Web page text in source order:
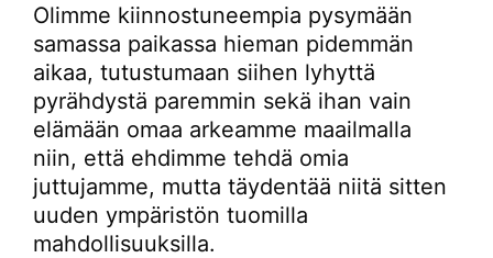
Olimme kiinnostuneempia pysymään
samassa paikassa hieman pidemmän
aikaa, tutustumaan siihen lyhyttä
pyrähdystä paremmin sekä ihan vain
elämään omaa arkeamme maailmalla
niin, että ehdimme tehdä omia
juttujamme, mutta täydentää niitä sitten
uuden ympäristön tuomilla
mahdollisuuksilla.